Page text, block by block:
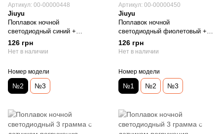
Артикул: 00-00000448
Jiuyu
Поплавок ночной
светодиодный синий +
батарейка CR425 в комплекте
126 грн
Нет в наличии
Номер модели
№2 №3
Артикул: 00-00000450
Jiuyu
Поплавок ночной
светодиодный фиолетовый +
батарейка CR425 в комплекте
126 грн
Нет в наличии
Номер модели
№1 №2 №3